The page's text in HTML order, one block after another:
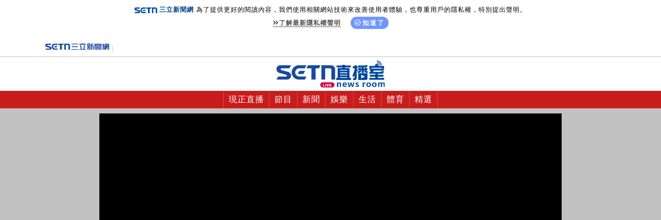
三立新聞網 為了提供更好的閱讀內容，我們使用相關網站技術來改善使用者體驗，也尊重用戶的隱私權，特別提出聲明。
了解最新隱私權聲明
知道了
現正直播 節目 新聞 娛樂 生活 體育 精選